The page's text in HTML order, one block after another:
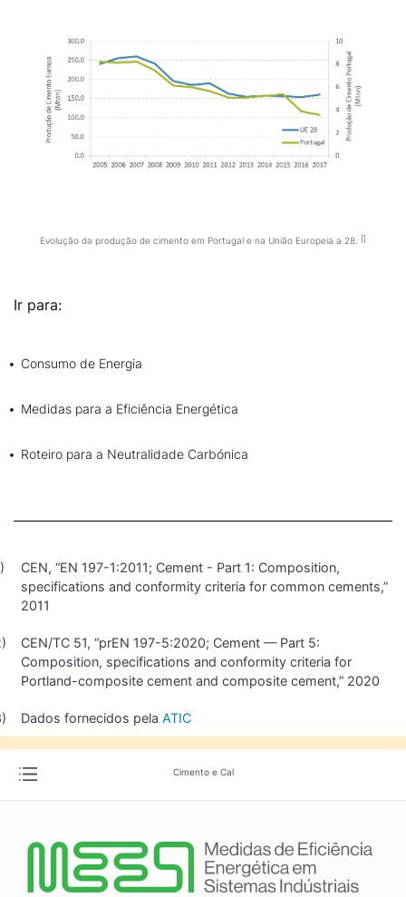
Cimento e Cal
Evolução da produção de cimento em Portugal e na União Europeia a 28.
Ir para:
Consumo de Energia
Medidas para a Eficiência Energética
Roteiro para a Neutralidade Carbónica
CEN, “EN 197-1:2011; Cement - Part 1: Composition,
specifications and conformity criteria for common cements,”
2011
CEN/TC 51, “prEN 197-5:2020; Cement — Part 5:
Composition, specifications and conformity criteria for
Portland-composite cement and composite cement,” 2020
Dados fornecidos pela ATIC